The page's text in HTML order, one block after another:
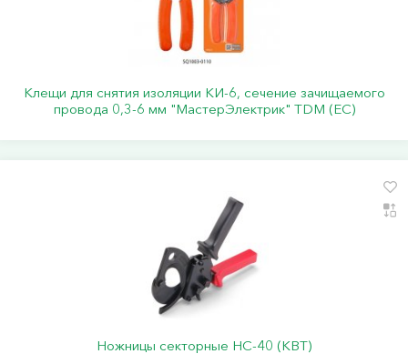
Клещи для снятия изоляции КИ-6, сечение зачищаемого
провода 0,3-6 мм "МастерЭлектрик" TDM (ЕС)
Ножницы секторные НС-40 (КВТ)